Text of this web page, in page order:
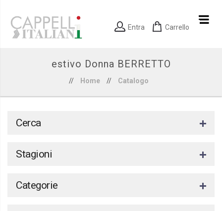
Entra Carrello
estivo Donna BERRETTO
// Home // Catalogo
Cerca
Stagioni
Categorie